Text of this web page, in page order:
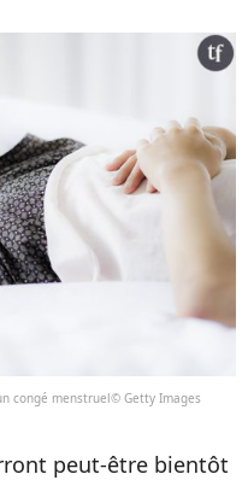
congé menstruel© Getty Images
peut-être bientôt